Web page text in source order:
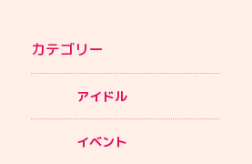
カテゴリー
アイドル
イベント